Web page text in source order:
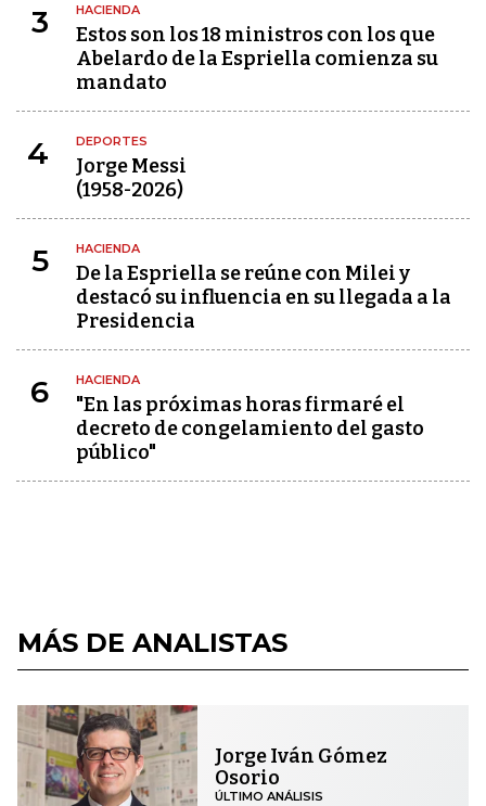
3 HACIENDA
Estos son los 18 ministros con los que
Abelardo de la Espriella comienza su
mandato
4 DEPORTES
Jorge Messi
(1958-2026)
5 HACIENDA
De la Espriella se reúne con Milei y
destacó su influencia en su llegada a la
Presidencia
6 HACIENDA
"En las próximas horas firmaré el
decreto de congelamiento del gasto
público"
MÁS DE ANALISTAS
Jorge Iván Gómez
Osorio
ÚLTIMO ANÁLISIS